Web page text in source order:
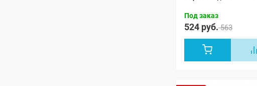
Под заказ
524 руб.563